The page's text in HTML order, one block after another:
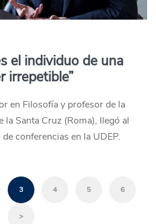
el individuo de una
irrepetible”
en Filosofía y profesor de la
Santa Cruz (Roma), llegó al
conferencias en la UDEP.
3 4 5 6
>